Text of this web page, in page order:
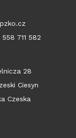
711 582
28
Ciesyn
Czeska